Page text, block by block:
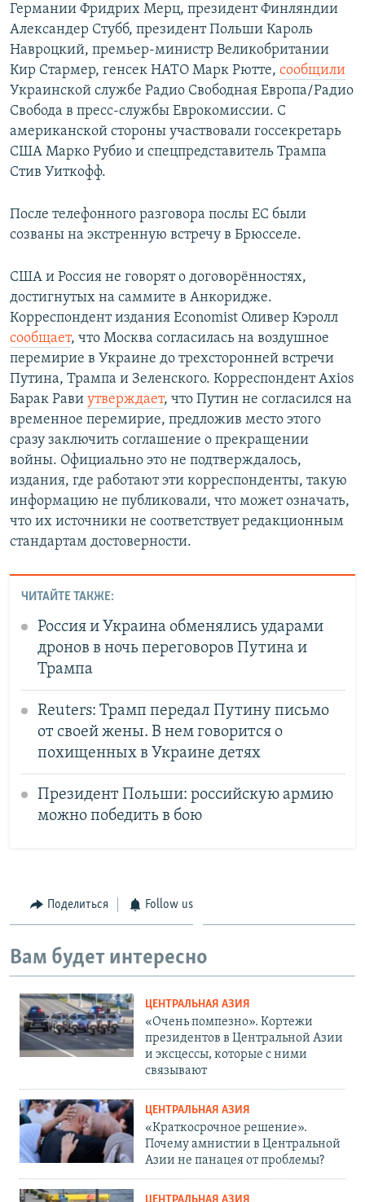
Германии Фридрих Мерц, президент Финляндии
Александер Стубб, президент Польши Кароль
Навроцкий, премьер-министр Великобритании
Кир Стармер, генсек НАТО Марк Рютте, сообщили
Украинской службе Радио Свободная Европа/Радио
Свобода в пресс-службы Еврокомиссии. С
американской стороны участвовали госсекретарь
США Марко Рубио и спецпредставитель Трампа
Стив Уиткофф.
После телефонного разговора послы ЕС были
созваны на экстренную встречу в Брюсселе.
США и Россия не говорят о договорённостях,
достигнутых на саммите в Анкоридже.
Корреспондент издания Economist Оливер Кэролл
сообщает, что Москва согласилась на воздушное
перемирие в Украине до трехсторонней встречи
Путина, Трампа и Зеленского. Корреспондент Axios
Барак Рави утверждает, что Путин не согласился на
временное перемирие, предложив место этого
сразу заключить соглашение о прекращении
войны. Официально это не подтверждалось,
издания, где работают эти корреспонденты, такую
информацию не публиковали, что может означать,
что их источники не соответствует редакционным
стандартам достоверности.
ЧИТАЙТЕ ТАКЖЕ:
Россия и Украина обменялись ударами
дронов в ночь переговоров Путина и
Трампа
Reuters: Трамп передал Путину письмо
от своей жены. В нем говорится о
похищенных в Украине детях
Президент Польши: российскую армию
можно победить в бою
Поделиться Follow us
Вам будет интересно
ЦЕНТРАЛЬНАЯ АЗИЯ
«Очень помпезно». Кортежи
президентов в Центральной Азии
и эксцессы, которые с ними
связывают
ЦЕНТРАЛЬНАЯ АЗИЯ
«Краткосрочное решение».
Почему амнистии в Центральной
Азии не панацея от проблемы?